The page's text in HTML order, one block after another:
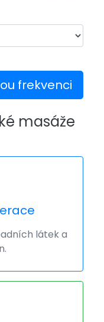
frekvenci
masáže
látek a